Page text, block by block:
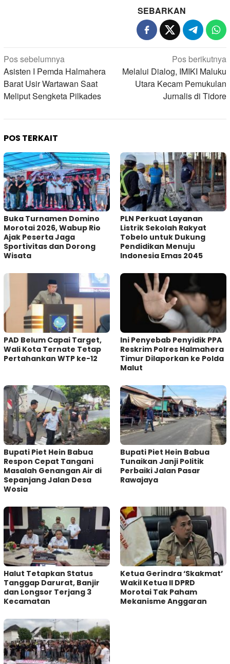
SEBARKAN
Navigasi
pos
Pos sebelumnya
Asisten I Pemda Halmahera
Barat Usir Wartawan Saat
Meliput Sengketa Pilkades
Pos berikutnya
Melalui Dialog, IMIKI Maluku
Utara Kecam Pemukulan
Jurnalis di Tidore
POS TERKAIT
Buka Turnamen Domino
Morotai 2026, Wabup Rio
Ajak Peserta Jaga
Sportivitas dan Dorong
Wisata
PLN Perkuat Layanan
Listrik Sekolah Rakyat
Tobelo untuk Dukung
Pendidikan Menuju
Indonesia Emas 2045
PAD Belum Capai Target,
Wali Kota Ternate Tetap
Pertahankan WTP ke-12
Ini Penyebab Penyidik PPA
Reskrim Polres Halmahera
Timur Dilaporkan ke Polda
Malut
Bupati Piet Hein Babua
Respon Cepat Tangani
Masalah Genangan Air di
Sepanjang Jalan Desa
Wosia
Bupati Piet Hein Babua
Tunaikan Janji Politik
Perbaiki Jalan Pasar
Rawajaya
Halut Tetapkan Status
Tanggap Darurat, Banjir
dan Longsor Terjang 3
Kecamatan
Ketua Gerindra ‘Skakmat’
Wakil Ketua II DPRD
Morotai Tak Paham
Mekanisme Anggaran